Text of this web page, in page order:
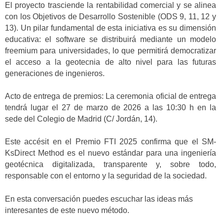
El proyecto trasciende la rentabilidad comercial y se alinea
con los Objetivos de Desarrollo Sostenible (ODS 9, 11, 12 y
13). Un pilar fundamental de esta iniciativa es su dimensión
educativa: el software se distribuirá mediante un modelo
freemium para universidades, lo que permitirá democratizar
el acceso a la geotecnia de alto nivel para las futuras
generaciones de ingenieros.
Acto de entrega de premios: La ceremonia oficial de entrega
tendrá lugar el 27 de marzo de 2026 a las 10:30 h en la
sede del Colegio de Madrid (C/ Jordán, 14).
Este accésit en el Premio FTI 2025 confirma que el SM-
KsDirect Method es el nuevo estándar para una ingeniería
geotécnica digitalizada, transparente y, sobre todo,
responsable con el entorno y la seguridad de la sociedad.
En esta conversación puedes escuchar las ideas más
interesantes de este nuevo método.